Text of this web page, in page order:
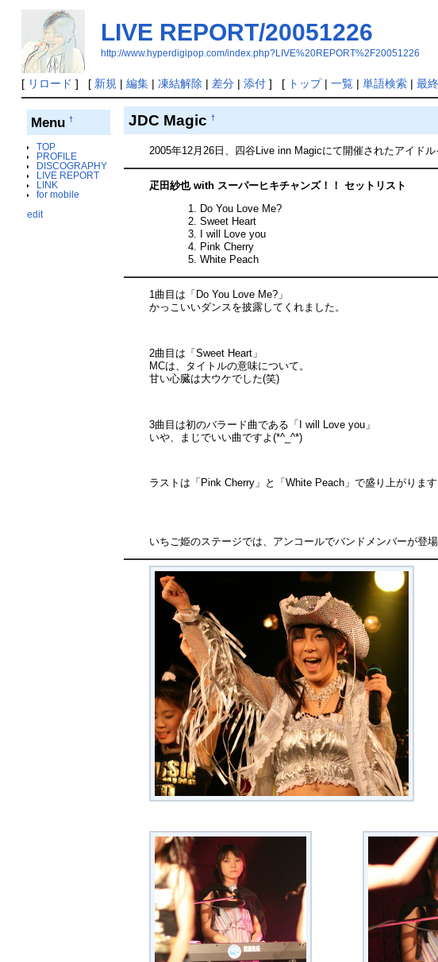
LIVE REPORT/20051226
http://www.hyperdigipop.com/index.php?LIVE%20REPORT%2F20051226
[ リロード ] [ 新規 | 編集| 凍結解除 | 差分| 添付] [ トップ| 一覧| 単語検索| 最
Menu†
TOP
PROFILE
DISCOGRAPHY
LIVE REPORT
LINK
for mobile
edit
JDC Magic†
2005年12月26日、四谷Live inn Magicにて開催されたアイド
疋田紗也 with スーパーヒキチャンズ！！ セットリスト
Do You Love Me?
Sweet Heart
I will Love you
Pink Cherry
White Peach
1曲目は「Do You Love Me?」
かっこいいダンスを披露してくれました。
2曲目は「Sweet Heart」
MCは、タイトルの意味について。
甘い心臓は大ウケでした(笑)
3曲目は初のバラード曲である「I will Love you」
いや、まじでいい曲ですよ(*^_^*)
ラストは「Pink Cherry」と「White Peach」で盛り上がります
いちご姫のステージでは、アンコールでバンドメンバーが登